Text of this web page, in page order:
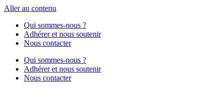
Aller au contenu
Qui sommes-nous ?
Adhérer et nous soutenir
Nous contacter
Qui sommes-nous ?
Adhérer et nous soutenir
Nous contacter